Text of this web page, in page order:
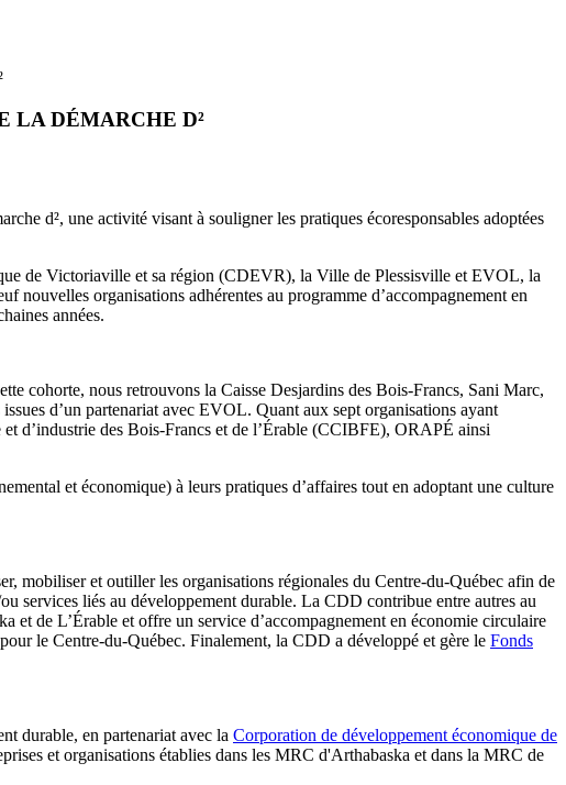
LA DÉMARCHE D²
d², une activité visant à souligner les pratiques écoresponsables adoptées
de Victoriaville et sa région (CDEVR), la Ville de Plessisville et EVOL, la
nouvelles organisations adhérentes au programme d’accompagnement en
années.
cohorte, nous retrouvons la Caisse Desjardins des Bois-Francs, Sani Marc,
d’un partenariat avec EVOL. Quant aux sept organisations ayant
d’industrie des Bois-Francs et de l’Érable (CCIBFE), ORAPÉ ainsi
et économique) à leurs pratiques d’affaires tout en adoptant une culture
mobiliser et outiller les organisations régionales du Centre-du-Québec afin de
services liés au développement durable. La CDD contribue entre autres au
et de L’Érable et offre un service d’accompagnement en économie circulaire
le Centre-du-Québec. Finalement, la CDD a développé et gère le Fonds
durable, en partenariat avec la Corporation de développement économique de
et organisations établies dans les MRC d'Arthabaska et dans la MRC de